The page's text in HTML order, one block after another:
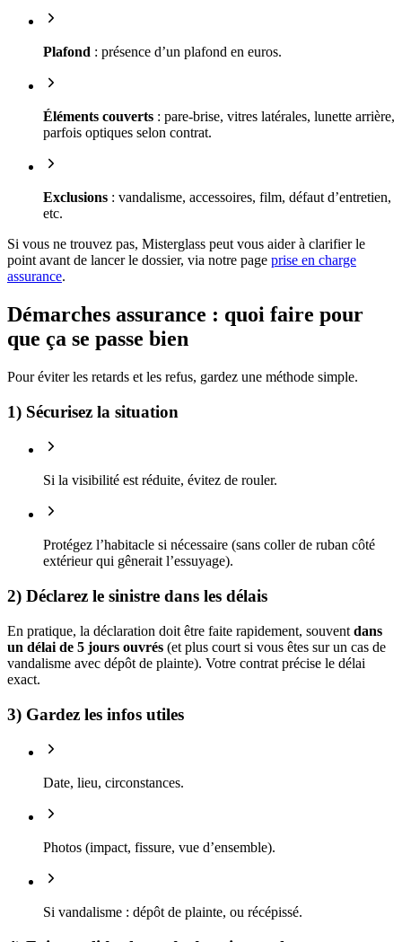
Plafond : présence d’un plafond en euros.
Éléments couverts : pare-brise, vitres latérales, lunette arrière,
parfois optiques selon contrat.
Exclusions : vandalisme, accessoires, film, défaut d’entretien,
etc.
Si vous ne trouvez pas, Misterglass peut vous aider à clarifier le
point avant de lancer le dossier, via notre page prise en charge
assurance.
Démarches assurance : quoi faire pour
que ça se passe bien
Pour éviter les retards et les refus, gardez une méthode simple.
1) Sécurisez la situation
Si la visibilité est réduite, évitez de rouler.
Protégez l’habitacle si nécessaire (sans coller de ruban côté
extérieur qui gênerait l’essuyage).
2) Déclarez le sinistre dans les délais
En pratique, la déclaration doit être faite rapidement, souvent dans
un délai de 5 jours ouvrés (et plus court si vous êtes sur un cas de
vandalisme avec dépôt de plainte). Votre contrat précise le délai
exact.
3) Gardez les infos utiles
Date, lieu, circonstances.
Photos (impact, fissure, vue d’ensemble).
Si vandalisme : dépôt de plainte, ou récépissé.